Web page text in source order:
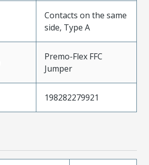
Contacts on the same
side, Type A
Premo-Flex FFC
Jumper
198282279921